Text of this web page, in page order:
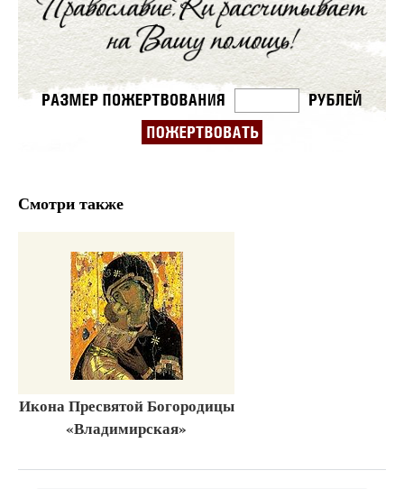
Смотри также
Икона Пресвятой Богородицы
«Владимирская»